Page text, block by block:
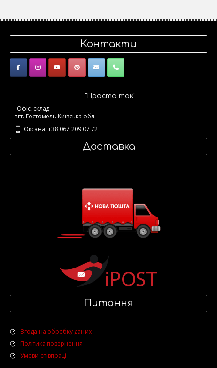
Контакти
"Просто так"
Офіс, склад:
пгт. Гостомель Київська обл.
Оксана: +38 067 209 07 72
Доставка
Питання
Згода на обробку даних
Політика повернення
Умови співпраці